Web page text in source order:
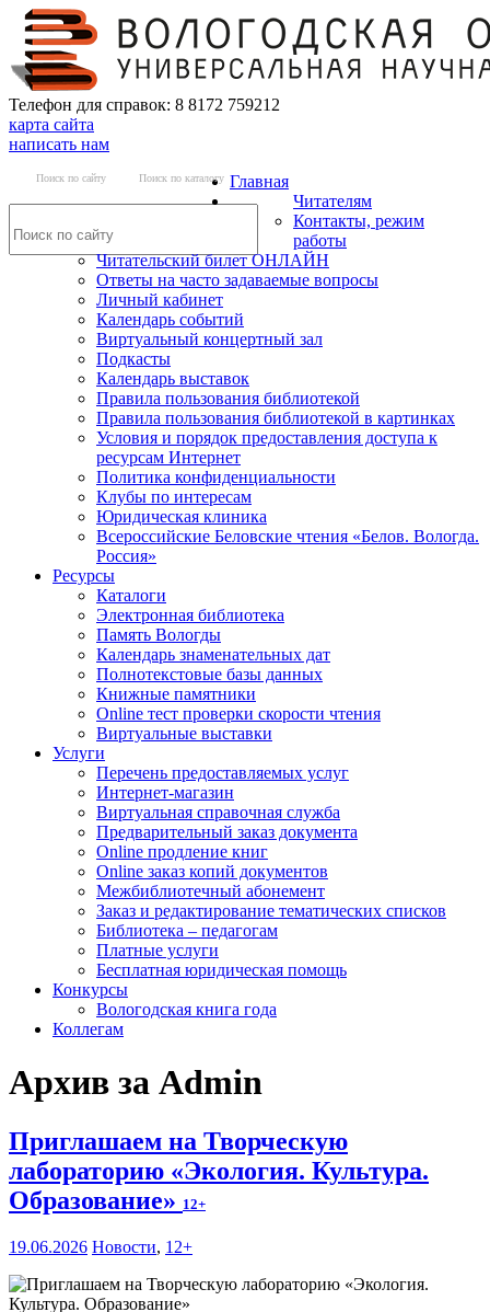
Телефон для справок: 8 8172 759212
карта сайта
написать нам
Поиск по сайту Поиск по каталогу Главная
Читателям
Контакты, режим
работы
Читательский билет ОНЛАЙН
Ответы на часто задаваемые вопросы
Личный кабинет
Календарь событий
Виртуальный концертный зал
Подкасты
Календарь выставок
Правила пользования библиотекой
Правила пользования библиотекой в картинках
Условия и порядок предоставления доступа к
ресурсам Интернет
Политика конфиденциальности
Клубы по интересам
Юридическая клиника
Всероссийские Беловские чтения «Белов. Вологда.
Россия»
Ресурсы
Каталоги
Электронная библиотека
Память Вологды
Календарь знаменательных дат
Полнотекстовые базы данных
Книжные памятники
Online тест проверки скорости чтения
Виртуальные выставки
Услуги
Перечень предоставляемых услуг
Интернет-магазин
Виртуальная справочная служба
Предварительный заказ документа
Online продление книг
Online заказ копий документов
Межбиблиотечный абонемент
Заказ и редактирование тематических списков
Библиотека – педагогам
Платные услуги
Бесплатная юридическая помощь
Конкурсы
Вологодская книга года
Коллегам
Архив за Admin
Приглашаем на Творческую
лабораторию «Экология. Культура.
Образование» 12+
19.06.2026 Новости, 12+